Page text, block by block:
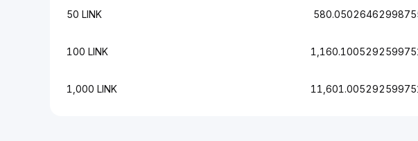
50 LINK
100 LINK
1,000 LINK